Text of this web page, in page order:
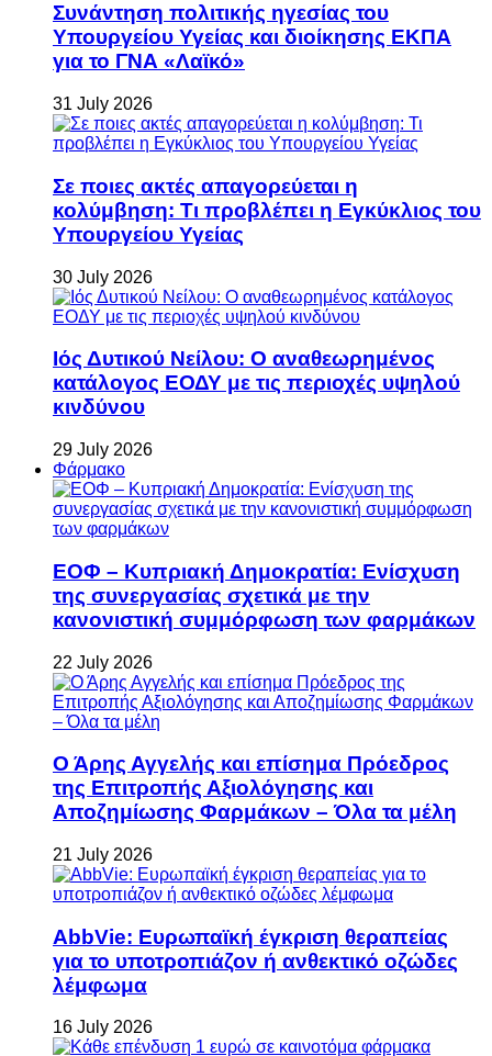
Συνάντηση πολιτικής ηγεσίας του
Υπουργείου Υγείας και διοίκησης ΕΚΠΑ
για το ΓΝΑ «Λαϊκό»
31 July 2026
Σε ποιες ακτές απαγορεύεται η
κολύμβηση: Τι προβλέπει η Εγκύκλιος του
Υπουργείου Υγείας
30 July 2026
Ιός Δυτικού Νείλου: Ο αναθεωρημένος
κατάλογος ΕΟΔΥ με τις περιοχές υψηλού
κινδύνου
29 July 2026
Φάρμακο
ΕΟΦ – Κυπριακή Δημοκρατία: Ενίσχυση
της συνεργασίας σχετικά με την
κανονιστική συμμόρφωση των φαρμάκων
22 July 2026
Ο Άρης Αγγελής και επίσημα Πρόεδρος
της Επιτροπής Αξιολόγησης και
Αποζημίωσης Φαρμάκων – Όλα τα μέλη
21 July 2026
AbbVie: Ευρωπαϊκή έγκριση θεραπείας
για το υποτροπιάζον ή ανθεκτικό οζώδες
λέμφωμα
16 July 2026